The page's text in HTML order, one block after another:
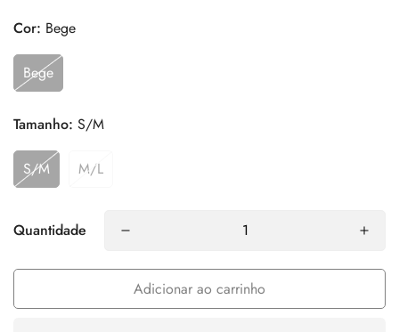
Cor: Bege
Bege
Tamanho: S/M
S/M M/L
Quantidade
Adicionar ao carrinho